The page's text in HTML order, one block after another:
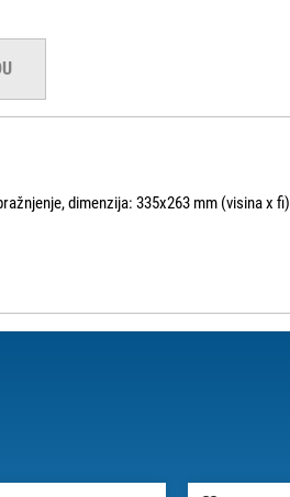
dimenzija: 335x263 mm (visina x fi)